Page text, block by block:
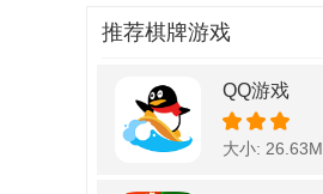
推荐棋牌游戏
QQ游戏
大小: 26.63M